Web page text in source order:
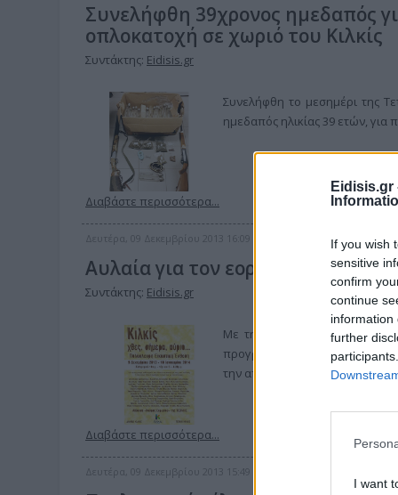
Eidisis.gr
If you wish
sensitive
confirm
continue
information
further
I want
Συνελήφθη 39χρονος ημεδαπός
οπλοκατοχή σε χωριό του Κιλκίς
Συντάκτης: Eidisis.gr
Συνελήφθη το μεσημέρι της
ημεδαπός ηλικίας 39 ετών, για
Διαβάστε περισσότερα...
Δευτέρα, 09 Δεκεμβρίου 2013 16:09
Αυλαία για τον εορτασμό των
Συντάκτης: Eidisis.gr
Με την πολύπλευρη
προγράμματος εορτασμού
την απελευθέρωση της πόλης
Διαβάστε περισσότερα...
Δευτέρα, 09 Δεκεμβρίου 2013 15:49